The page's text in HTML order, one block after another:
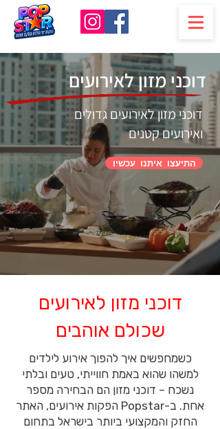
דוכני מזון לאירועים
דוכני מזון לאירועים גדולים
ואירועים קטנים
התיעצו איתנו עכשיו
דוכני מזון לאירועים
שכולם אוהבים
כשמחפשים איך להפוך אירוע לילדים
למשהו שהוא באמת חווייתי, טעים ובלתי
נשכח – דוכני מזון הם הבחירה מספר
אחת. ב-Popstar הפקות אירועים, האתר
החזק והמקצועי ביותר בישראל בתחום